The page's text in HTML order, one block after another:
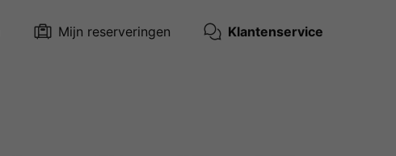
Mijn reserveringen Klantenservice